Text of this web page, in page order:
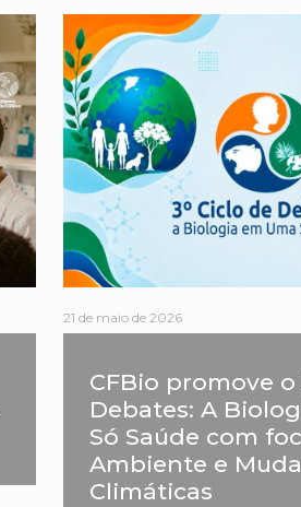
21 de maio de 2026
CFBio promove o
Debates: A
Só Saúde com
Ambiente e
Climáticas